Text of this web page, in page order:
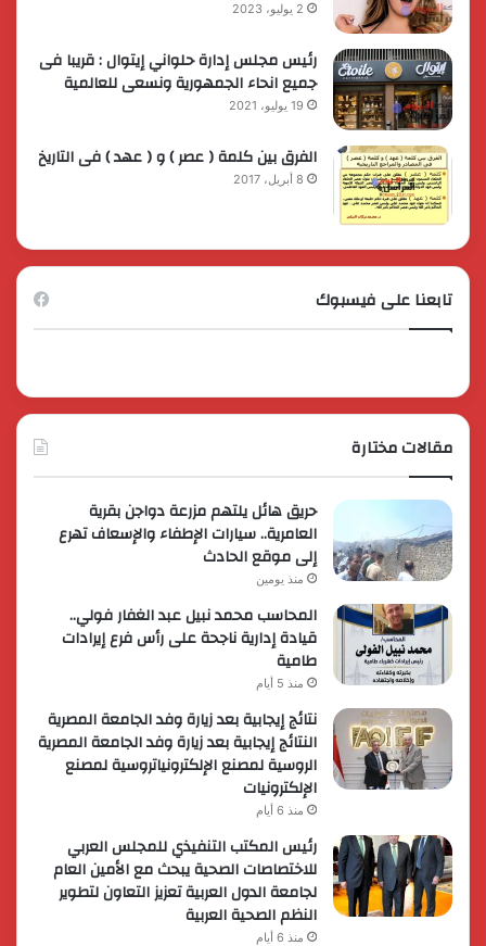
2 يوليو، 2023
رئيس مجلس إدارة حلواني إيتوال : قريبا فى
جميع انحاء الجمهورية ونسعى للعالمية
19 يوليو، 2021
الفرق بين كلمة ( عصر ) و ( عهد ) فى التاريخ
8 أبريل، 2017
تابعنا على فيسبوك
مقالات مختارة
حريق هائل يلتهم مزرعة دواجن بقرية
العامرية.. سيارات الإطفاء والإسعاف تهرع
إلى موقع الحادث
منذ يومين
المحاسب محمد نبيل عبد الغفار فولي..
قيادة إدارية ناجحة على رأس فرع إيرادات
طامية
منذ 5 أيام
نتائج إيجابية بعد زيارة وفد الجامعة المصرية
النتائج إيجابية بعد زيارة وفد الجامعة المصرية
الروسية لمصنع الإلكترونياتروسية لمصنع
الإلكترونيات
منذ 6 أيام
رئيس المكتب التنفيذي للمجلس العربي
للاختصاصات الصحية يبحث مع الأمين العام
لجامعة الدول العربية تعزيز التعاون لتطوير
النظم الصحية العربية
منذ 6 أيام